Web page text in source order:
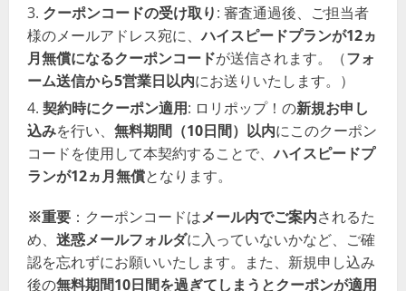
クーポンコードの受け取り: 審査通過後、ご担当者
様のメールアドレス宛に、ハイスピードプランが12ヵ
月無償になるクーポンコードが送信されます。（フォ
ーム送信から5営業日以内にお送りいたします。）
契約時にクーポン適用: ロリポップ！の新規お申し
込みを行い、 無料期間（10日間）以内にこのクーポン
コードを使用して本契約することで、ハイスピードプ
ランが12ヵ月無償となります。
※重要 ：クーポンコードはメール内でご案内されるた
め、 迷惑メールフォルダに入っていないかなど、ご確
認を忘れずにお願いいたします。また、新規申し込み
後の無料期間10日間を過ぎてしまうとクーポンが適用